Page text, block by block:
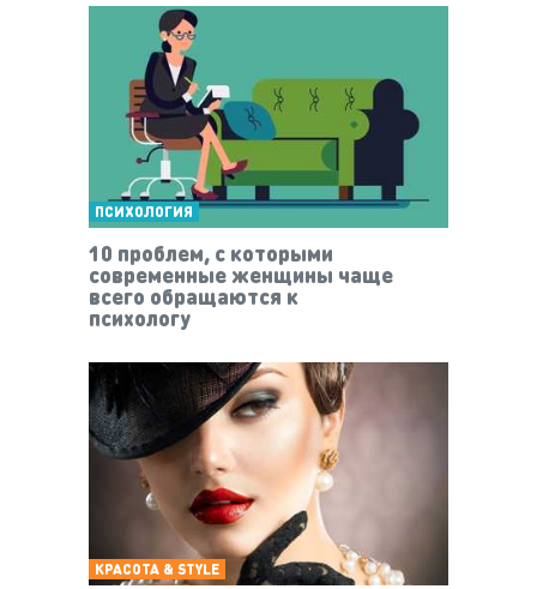
ПСИХОЛОГИЯ
10 проблем, с которыми
современные женщины чаще
всего обращаются к
психологу
КРАСОТА & STYLE